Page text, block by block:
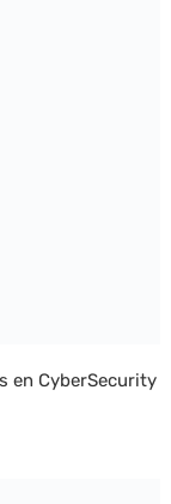
en CyberSecurity